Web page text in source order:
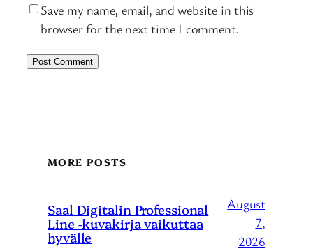
Save my name, email, and website in this
browser for the next time I comment.
MORE POSTS
Saal Digitalin Professional
Line -kuvakirja vaikuttaa
hyvälle
August
7,
2026